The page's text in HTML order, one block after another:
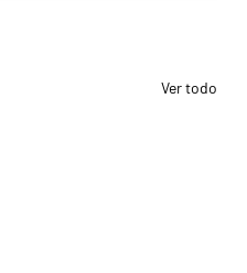
Ver todo